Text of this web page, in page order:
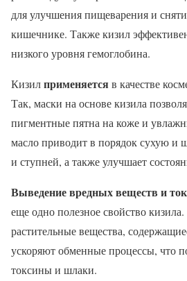
для улучшения пищеварения и
кишечнике. Также кизил
низкого уровня гемоглобина.
Кизилприменяетсяв качестве
Так, маски на основе кизила
пигментные пятна на коже и
масло приводит в порядок сухую
и ступней, а также улучшает
Выведение вредных веществ и
еще одно полезное свойство
растительные вещества,
ускоряют обменные процессы, что
токсины и шлаки.